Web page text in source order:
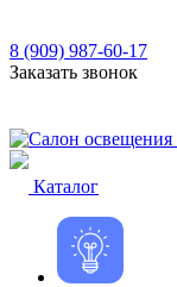
8 (909) 987-60-17
Заказать звонок
Каталог